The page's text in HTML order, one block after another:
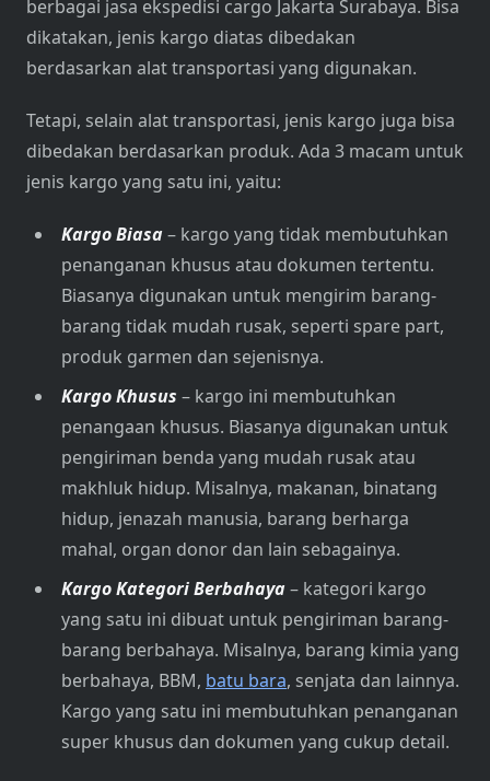
berbagai jasa ekspedisi cargo Jakarta Surabaya. Bisa
dikatakan, jenis kargo diatas dibedakan
berdasarkan alat transportasi yang digunakan.
Tetapi, selain alat transportasi, jenis kargo juga bisa
dibedakan berdasarkan produk. Ada 3 macam untuk
jenis kargo yang satu ini, yaitu:
Kargo Biasa– kargo yang tidak membutuhkan
penanganan khusus atau dokumen tertentu.
Biasanya digunakan untuk mengirim barang-
barang tidak mudah rusak, seperti spare part,
produk garmen dan sejenisnya.
Kargo Khusus – kargo ini membutuhkan
penangaan khusus. Biasanya digunakan untuk
pengiriman benda yang mudah rusak atau
makhluk hidup. Misalnya, makanan, binatang
hidup, jenazah manusia, barang berharga
mahal, organ donor dan lain sebagainya.
Kargo Kategori Berbahaya– kategori kargo
yang satu ini dibuat untuk pengiriman barang-
barang berbahaya. Misalnya, barang kimia yang
berbahaya, BBM, batu bara, senjata dan lainnya.
Kargo yang satu ini membutuhkan penanganan
super khusus dan dokumen yang cukup detail.